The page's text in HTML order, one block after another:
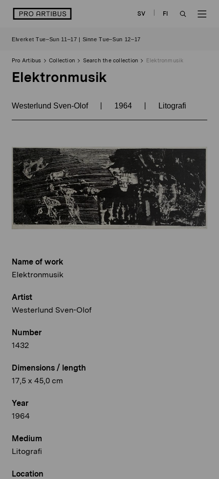
logo SV
FI
Elverket Tue–Sun 11–17 | Sinne Tue–Sun 12–17
Pro Artibus Collection Search the collection Elektronmusik
Elektronmusik
Westerlund Sven-Olof | 1964 | Litografi
Name of work
Elektronmusik
Artist
Westerlund Sven-Olof
Number
1432
Dimensions / length
17,5 x 45,0 cm
Year
1964
Medium
Litografi
Location